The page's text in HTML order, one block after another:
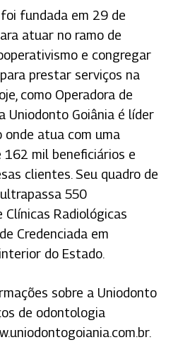
fundada em 29 de
atuar no ramo de
e congregar
prestar serviços na
como Operadora de
Uniodonto Goiânia é líder
onde atua com uma
162 mil beneficiários e
clientes. Seu quadro de
550
Clínicas Radiológicas
Credenciada em
do Estado.
sobre a Uniodonto
de odontologia